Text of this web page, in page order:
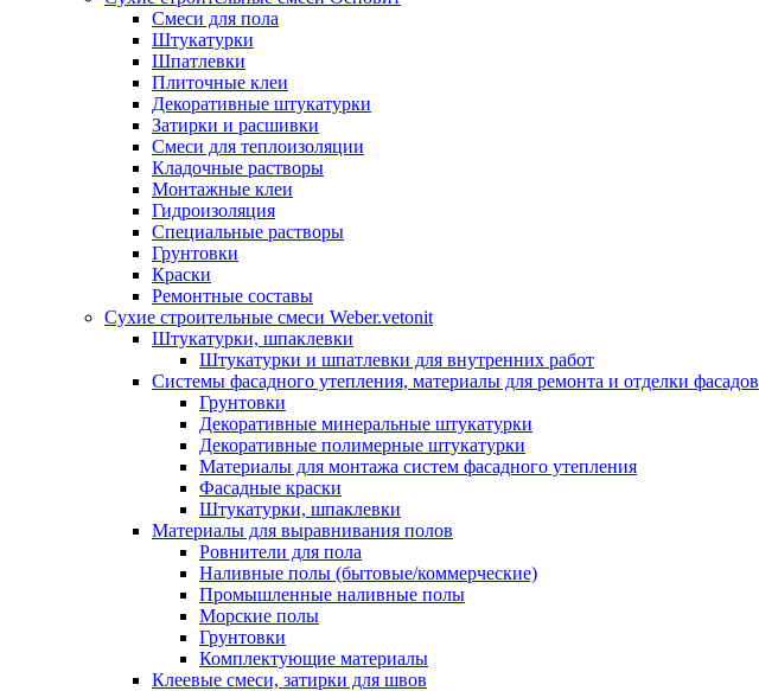
Смеси для пола
Штукатурки
Шпатлевки
Плиточные клеи
Декоративные штукатурки
Затирки и расшивки
Смеси для теплоизоляции
Кладочные растворы
Монтажные клеи
Гидроизоляция
Специальные растворы
Грунтовки
Краски
Ремонтные составы
Сухие строительные смеси Weber.vetonit
Штукатурки, шпаклевки
Штукатурки и шпатлевки для внутренних работ
Системы фасадного утепления, материалы для ремонта и отделки фасадов
Грунтовки
Декоративные минеральные штукатурки
Декоративные полимерные штукатурки
Материалы для монтажа систем фасадного утепления
Фасадные краски
Штукатурки, шпаклевки
Материалы для выравнивания полов
Ровнители для пола
Наливные полы (бытовые/коммерческие)
Промышленные наливные полы
Морские полы
Грунтовки
Комплектующие материалы
Клеевые смеси, затирки для швов